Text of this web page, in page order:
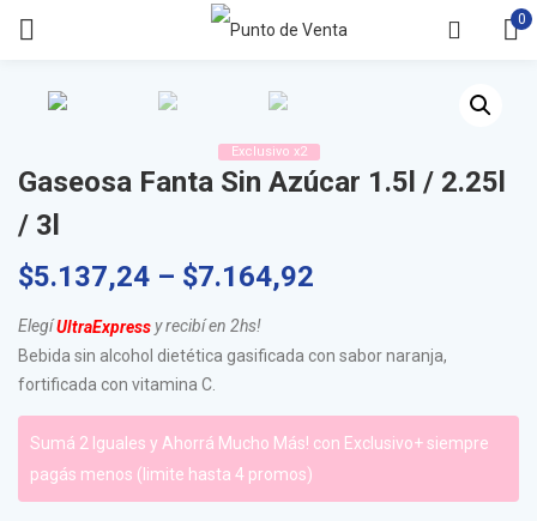
0
Exclusivo x2
Gaseosa Fanta Sin Azúcar 1.5l / 2.25l
/ 3l
$5.137,24 – $7.164,92
ElegíUltraExpressy recibí en 2hs!
Bebida sin alcohol dietética gasificada con sabor naranja,
fortificada con vitamina C.
Sumá 2 Iguales y Ahorrá Mucho Más! con Exclusivo+ siempre
pagás menos (limite hasta 4 promos)